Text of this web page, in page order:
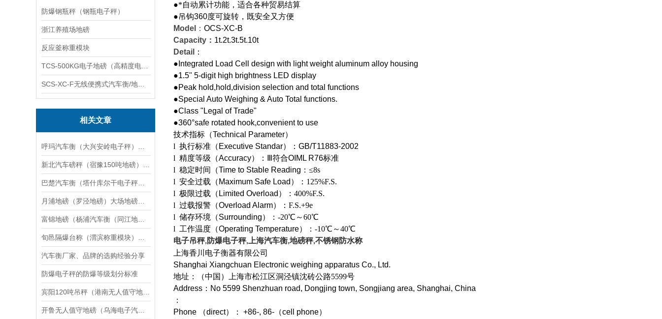
防爆钢瓶秤（钢瓶电子秤）
浙江养殖场地磅
反应釜称重模块
相关文章
汽车衡厂家、品牌的选购经验分享
防爆电子秤的防爆等级划分标准
●*自动累计功能，适合各种贸易结算
●吊钩360度可旋转，既安全又方便
Model
： OCS-XC-B
Capacity ： 1t.2t.3t.5t.10t
Detail
：
●Integrated Load Cell design with light weight aluminum alloy housing
●1.5" 5-digit high brightness LED display
●Peak hold,hold,division selection and total functions
●Special Auto Weighing & Auto Total functions.
●Class "Legal of Trade"
●360°safe rotated hook,convenient to use
技术指标 （Technical Parameter）
l 执行标准 （Executive Standar） ： GB/T11883-2002
l 精度等级 （Accuracy） ： 符合OIML R76标准
l 稳定时间 （Time to Stable Reading ： ≤8s
l 安全过载（ Maximum Safe Load ）
：125%F.S.
l 极限过载（ Limited Overload ）
：400%F.S.
l 过载报警（Overload Alarm）
：F.S.+9e
l 储存环境 （Surrounding） ： -20℃～60℃
l 工作温度 （Operating Temperature） ： -10℃～40℃
电子吊秤,防爆电子秤, 上海汽车衡,地磅秤,不锈钢防水称
上海香川电子衡器有限公司
Shanghai Xiangchuan Electronic weighing apparatus Co., Ltd.
地址：（中国）上海市松江区洞泾镇沈砖公路5599号
Address ： No 5599 Shenzhuan road, Dongjing town, Songjiang area, Shanghai, China
：
Phone （direct）
：
+86-, 86-（cell phone）